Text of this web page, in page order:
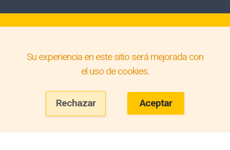
Su experiencia en este sitio será mejorada con
el uso de cookies.
Rechazar Aceptar